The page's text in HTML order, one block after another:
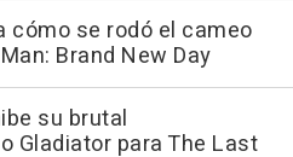
cómo se rodó el cameo
Brand New Day
su brutal
Gladiator para The Last